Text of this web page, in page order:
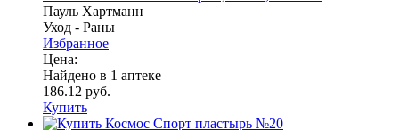
Пауль Хартманн
Уход - Раны
Избранное
Цена:
Найдено в 1 аптеке
186.12 руб.
Купить